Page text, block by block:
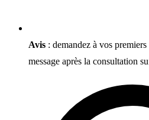
Avis : demandez à vos
message après la consultation